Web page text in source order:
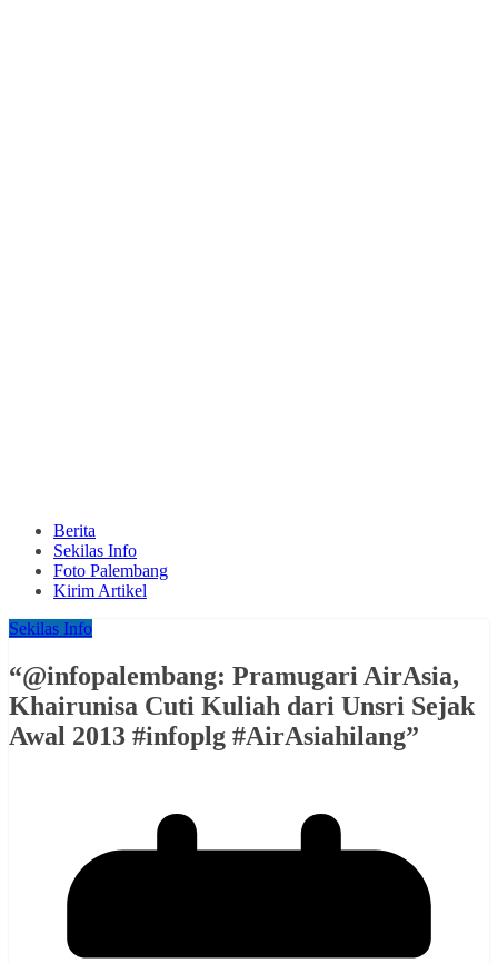
Berita
Sekilas Info
Foto Palembang
Kirim Artikel
Sekilas Info
“@infopalembang: Pramugari AirAsia,
Khairunisa Cuti Kuliah dari Unsri Sejak
Awal 2013 #infoplg #AirAsiahilang”